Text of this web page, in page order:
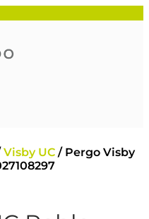
Visby UC / Pergo Visby